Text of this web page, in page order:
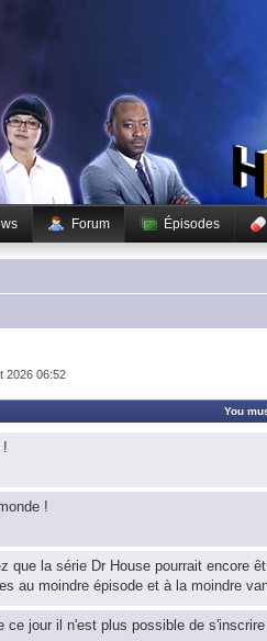
Forum Épisodes
2026 06:52
You
!
!
que la série Dr House pourrait encore
au moindre épisode et à la moindre
ce jour il n'est plus possible de